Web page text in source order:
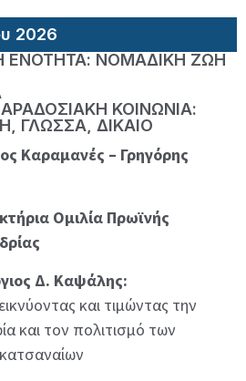
2026
ΕΝΟΤΗΤΑ: ΝΟΜΑΔΙΚΗ ΖΩΗ
ΚΟΙΝΩΝΙΑ:
ΓΛΩΣΣΑ, ΔΙΚΑΙΟ
Καραμανές – Γρηγόρης
Ομιλία Πρωϊνής
Δ. Καψάλης:
και τιμώντας την
και τον πολιτισμό των